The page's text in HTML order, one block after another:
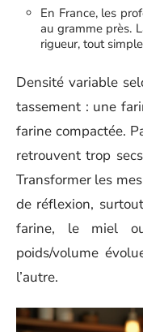
En France, les
au gramme près.
rigueur, tout
Densité variable
tassement : une
farine compactée.
retrouvent trop
Transformer les
de réflexion,
farine, le miel
poids/volume
l’autre.